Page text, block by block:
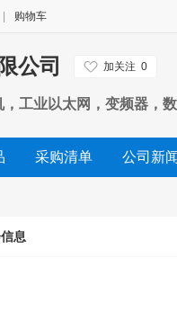
购物车
公司 加关注 0
工业以太网，变频器，
采购清单 公司新闻
息